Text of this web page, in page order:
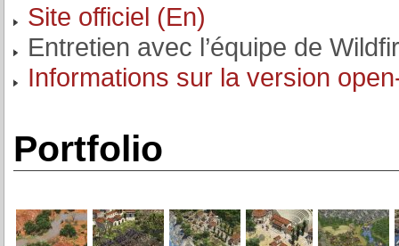
Site officiel (En)
Entretien avec l’équipe de
Informations sur la version
Portfolio